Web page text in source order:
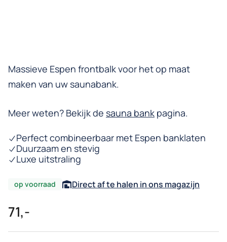
Massieve Espen frontbalk voor het op maat
maken van uw saunabank.
Meer weten? Bekijk de sauna bank pagina.
Perfect combineerbaar met Espen banklaten
Duurzaam en stevig
Luxe uitstraling
op voorraad Direct af te halen in ons magazijn
71,-